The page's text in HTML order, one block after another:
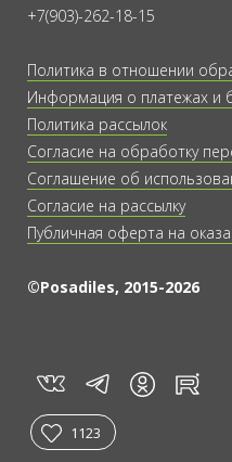
+7(903)-262-18-15
Политика в отношении
Информация о платежах и
Политика рассылок
Согласие на обработку
Соглашение об
Согласие на рассылку
Публичная оферта на
©Posadiles, 2015-2026
vk tg in rt
1123